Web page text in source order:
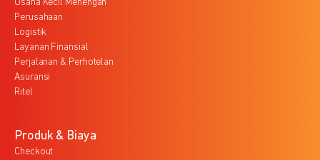
Usaha Kecil Menengah
Perusahaan
Logistik
Layanan Finansial
Perjalanan & Perhotelan
Asuransi
Ritel
Produk & Biaya
Checkout